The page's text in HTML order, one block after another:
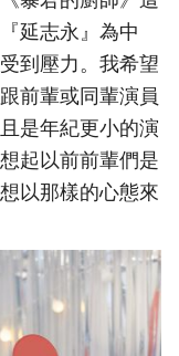
延志永』為中
到壓力。我希望
前輩或同輩演員
是年紀更小的演
起以前前輩們是
以那樣的心態來